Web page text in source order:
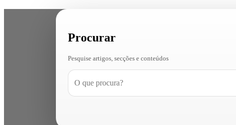
Procurar
Pesquise artigos, secções e conteúdos